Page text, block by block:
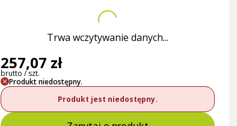
Trwa wczytywanie danych...
257,07 zł
brutto / szt.
Produkt niedostępny.
Produkt jest niedostępny.